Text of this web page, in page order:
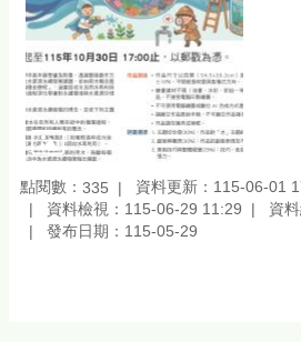
點閱數： 335
資料更新：115-06-01
資料檢視：115-06-29 11:29
資
發布日期：115-05-29